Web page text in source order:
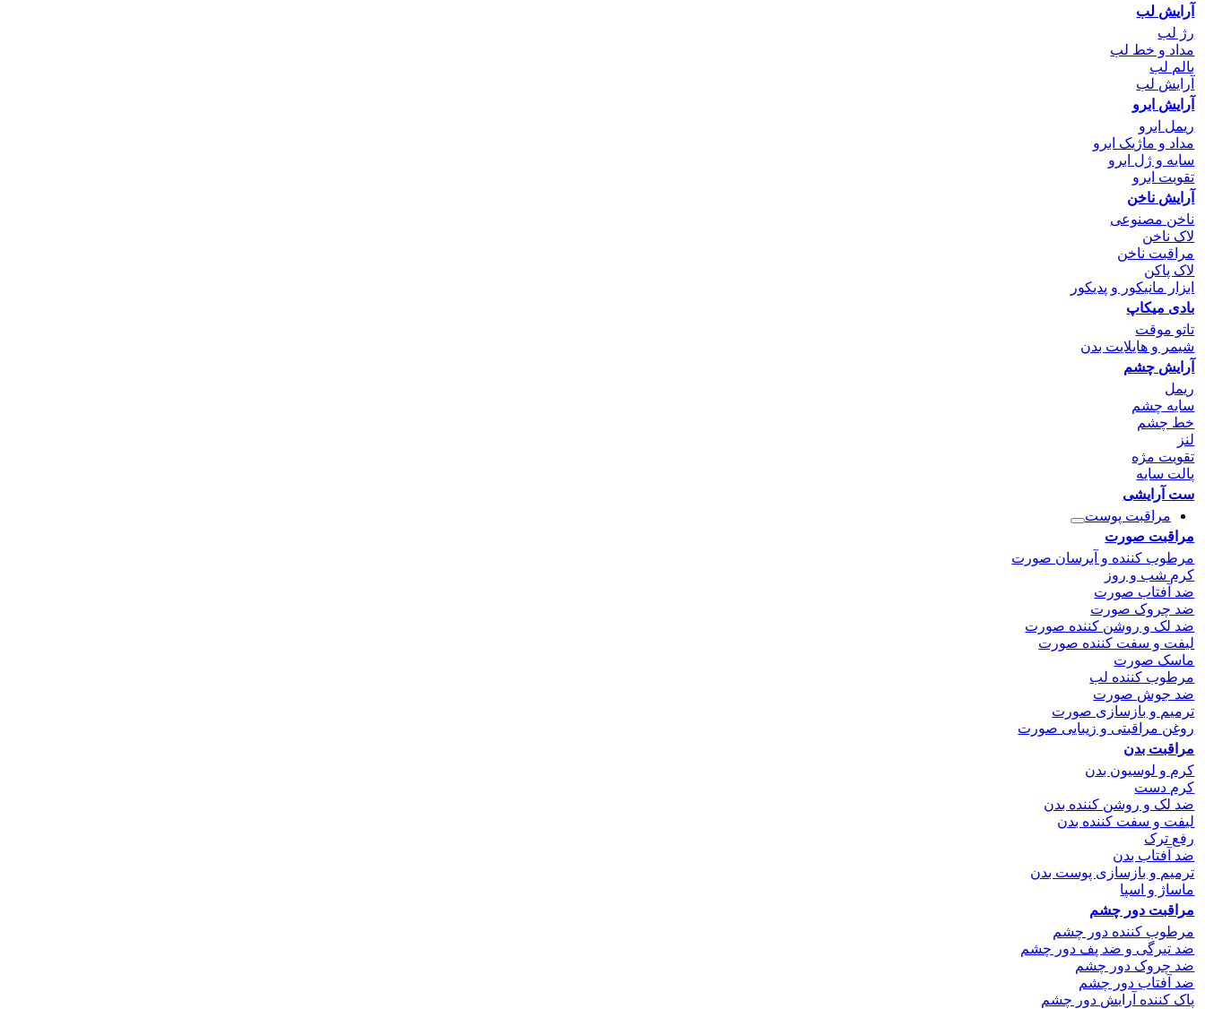
آرایش لب
رژ لب
مداد و خط لب
بالم لب
آرایش لب
آرایش ابرو
ریمل ابرو
مداد و ماژیک ابرو
سایه و ژل ابرو
تقویت ابرو
آرایش ناخن
ناخن مصنوعی
لاک ناخن
مراقبت ناخن
لاک پاکن
ابزار مانیکور و پدیکور
بادی میکاپ
تاتو موقت
شیمر و هایلایت بدن
آرایش چشم
ریمل
سایه چشم
خط چشم
لنز
تقویت مژه
پالت سایه
ست آرایشی
مراقبت پوست
مراقبت صورت
مرطوب کننده و آبرسان صورت
کرم شب و روز
ضد آفتاب صورت
ضد چروک صورت
ضد لک و روشن کننده صورت
لیفت و سفت کننده صورت
ماسک صورت
مرطوب کننده لب
ضد جوش صورت
ترمیم و بازسازی صورت
روغن مراقبتی و زیبایی صورت
مراقبت بدن
کرم و لوسیون بدن
کرم دست
ضد لک و روشن کننده بدن
لیفت و سفت کننده بدن
رفع ترک
ضد آفتاب بدن
ترمیم و بازسازی پوست بدن
ماساژ و اسپا
مراقبت دور چشم
مرطوب کننده دور چشم
ضد تیرگی و ضد پف دور چشم
ضد چروک دور چشم
ضد آفتاب دور چشم
پاک کننده آرایش دور چشم